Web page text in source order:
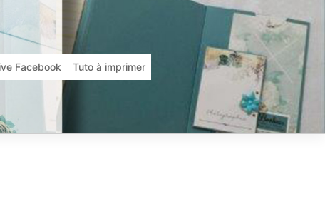
Facebook Tuto à imprimer